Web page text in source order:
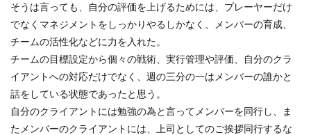
そうは言っても、自分の評価を上げるためには、プレーヤーだけ
でなくマネジメントをしっかりやるしかなく、メンバーの育成、
チームの活性化などに力を入れた。
チームの目標設定から個々の戦術、実行管理や評価、自分のクラ
イアントへの対応だけでなく、週の三分の一はメンバーの誰かと
話をしている状態であったと思う。
自分のクライアントには勉強の為と言ってメンバーを同行し、ま
たメンバーのクライアントには、上司としてのご挨拶同行するな